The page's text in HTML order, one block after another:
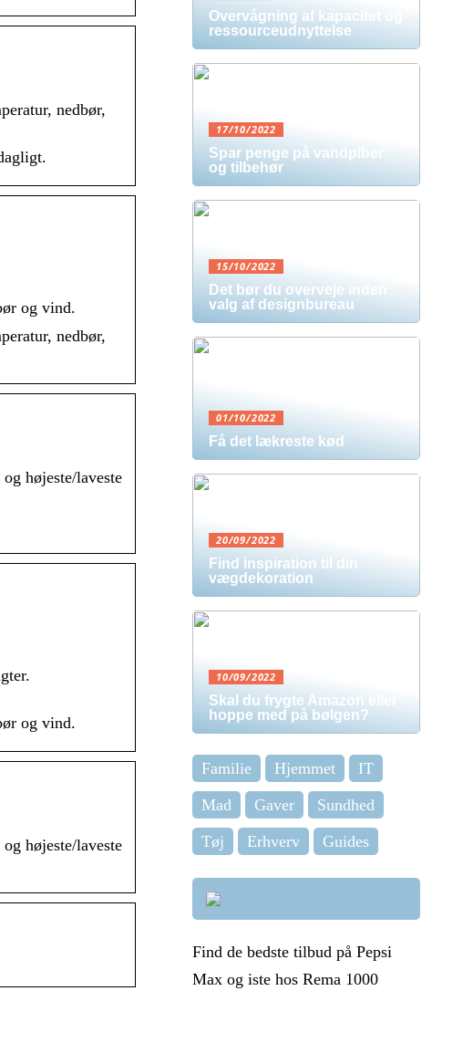
nedbør,
og vind.
nedbør,
højeste/laveste
og vind.
højeste/laveste
Overvågning af kapacitet og
ressourceudnyttelse
17/10/2022
Spar penge på vandpiber
og tilbehør
15/10/2022
Det bør du overveje inden
valg af designbureau
01/10/2022
Få det lækreste kød
20/09/2022
Find inspiration til din
vægdekoration
10/09/2022
Skal du frygte Amazon eller
hoppe med på bølgen?
Familie Hjemmet
IT
Mad
Gaver
Sundhed
Tøj
Erhverv Guides
Find de bedste tilbud på Pepsi
Max og iste hos Rema 1000